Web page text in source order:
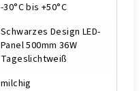
-30°C bis +50°C
Schwarzes Design LED-
Panel 500mm 36W
Tageslichtweiß
milchig